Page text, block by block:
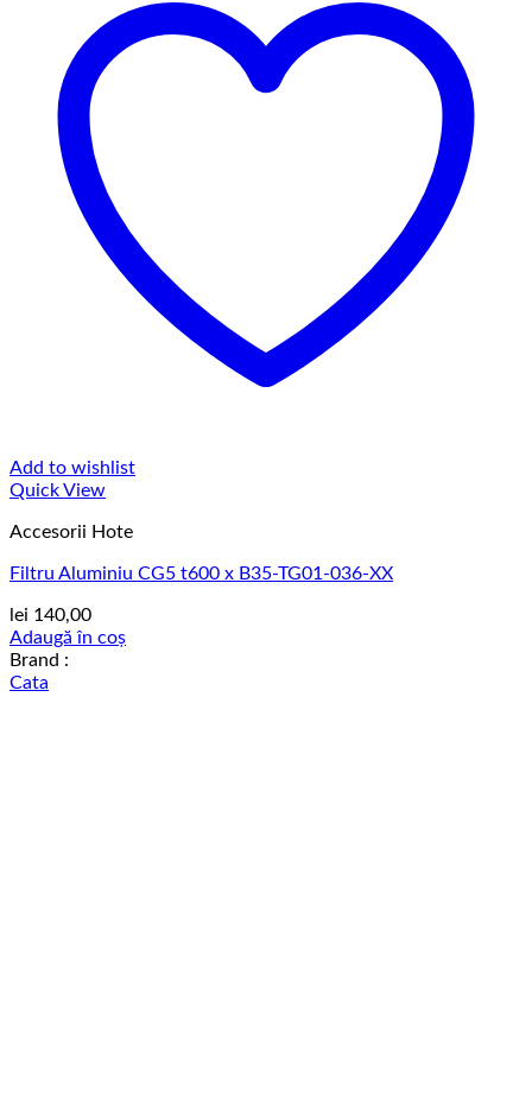
Add to wishlist
Quick View
Accesorii Hote
Filtru Aluminiu CG5 t600 x B35-TG01-036-XX
lei 140,00
Adaugă în coș
Brand :
Cata